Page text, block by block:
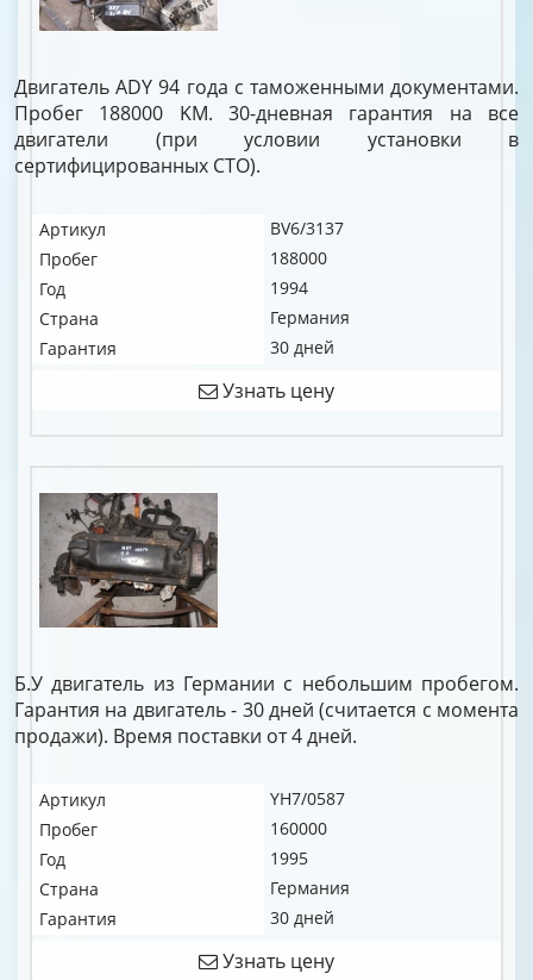
Двигатель ADY 94 года с таможенными документами.
Пробег 188000 KM. 30-дневная гарантия на все
двигатели (при условии установки в
сертифицированных СТО).
Артикул
BV6/3137
Пробег
188000
Год
1994
Страна
Германия
Гарантия
30 дней
Узнать цену
Б.У двигатель из Германии с небольшим пробегом.
Гарантия на двигатель - 30 дней (считается с момента
продажи). Время поставки от 4 дней.
Артикул
YH7/0587
Пробег
160000
Год
1995
Страна
Германия
Гарантия
30 дней
Узнать цену